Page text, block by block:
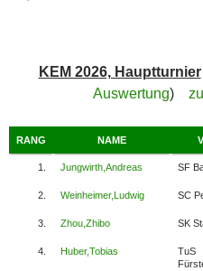
KEM 2026, Hauptturnier
Auswertung)
RANG NAME
1. Jungwirth,Andreas SF
2. Weinheimer,Ludwig SC
3. Zhou,Zhibo SK
4. Huber,Tobias
TuS